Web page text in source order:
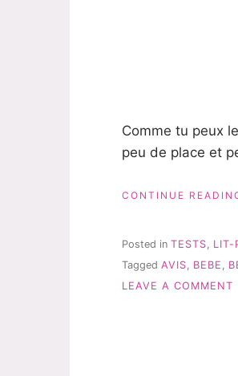
Comme tu peux
peu de place et
CONTINUE
Posted in TESTS LIT-
Tagged AVIS, BEBE ,
LEAVE A COMMENT